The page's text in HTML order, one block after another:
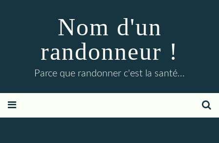
Nom d'un
randonneur !
Parce que randonner c'est la santé...